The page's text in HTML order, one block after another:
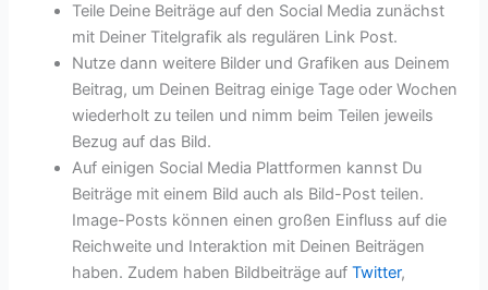
Teile Deine Beiträge auf den Social Media zunächst
mit Deiner Titelgrafik als regulären Link Post.
Nutze dann weitere Bilder und Grafiken aus Deinem
Beitrag, um Deinen Beitrag einige Tage oder Wochen
wiederholt zu teilen und nimm beim Teilen jeweils
Bezug auf das Bild.
Auf einigen Social Media Plattformen kannst Du
Beiträge mit einem Bild auch als Bild-Post teilen.
Image-Posts können einen großen Einfluss auf die
Reichweite und Interaktion mit Deinen Beiträgen
haben. Zudem haben Bildbeiträge aufTwitter,